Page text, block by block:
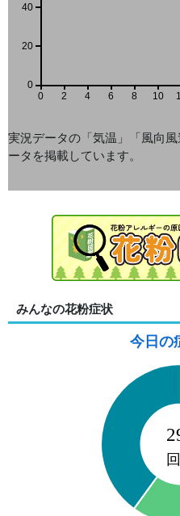
0 2 4 6 8 10
0
20
40
実況データの「気温」「風向
ータを掲載しています。
みんなの花粉症状
今日の